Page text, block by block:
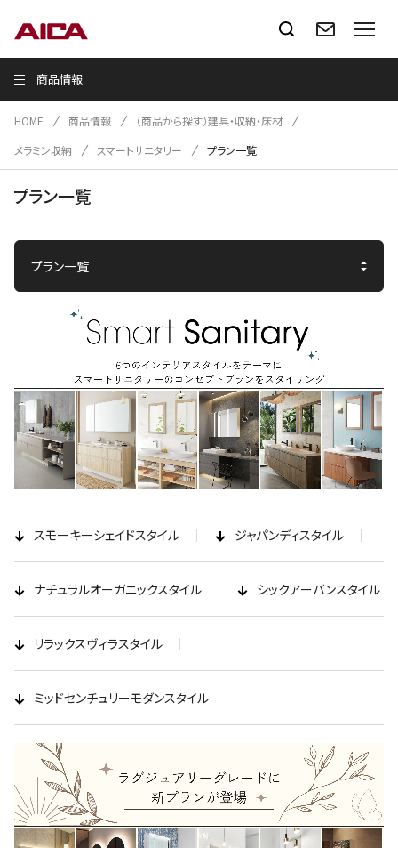
商品情報
HOME 商品情報
（商品から探す）建具・収納・床材
メラミン収納
スマートサニタリー プラン一覧
プラン一覧
スモーキーシェイドスタイル ジャパンディスタイル
ナチュラルオーガニックスタイル シックアーバンスタイル
リラックスヴィラスタイル
ミッドセンチュリーモダンスタイル